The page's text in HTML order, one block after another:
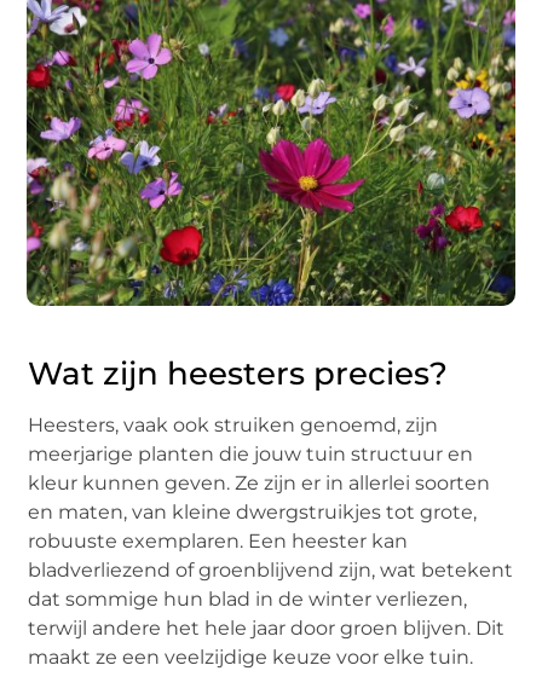
Wat zijn heesters precies?
Heesters, vaak ook struiken genoemd, zijn
meerjarige planten die jouw tuin structuur en
kleur kunnen geven. Ze zijn er in allerlei soorten
en maten, van kleine dwergstruikjes tot grote,
robuuste exemplaren. Een heester kan
bladverliezend of groenblijvend zijn, wat betekent
dat sommige hun blad in de winter verliezen,
terwijl andere het hele jaar door groen blijven. Dit
maakt ze een veelzijdige keuze voor elke tuin.